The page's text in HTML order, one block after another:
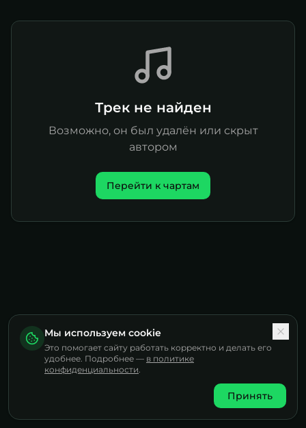
Трек не найден
Возможно, он был удалён или скрыт
автором
Перейти к чартам
Мы используем cookie
Это помогает сайту работать корректно и делать его
удобнее. Подробнее — в политике
конфиденциальности.
Принять